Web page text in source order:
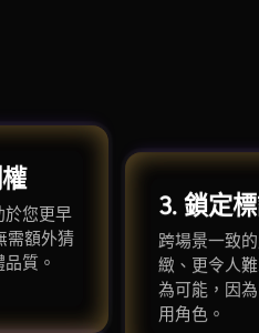
於您更早
需額外猜
質。
3. 鎖定
跨場景一致
緻、更令人
為可能，因
用角色。